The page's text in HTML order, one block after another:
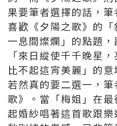
果要筆者選擇的話，
喜歡《夕陽之歌》的
一息間燦爛」的點題
「來日縱使千千晚星
比不起這宵美麗」的意
若然真的要二選一，
歌》。當「梅姐」在
起婚紗唱著這首歌跟